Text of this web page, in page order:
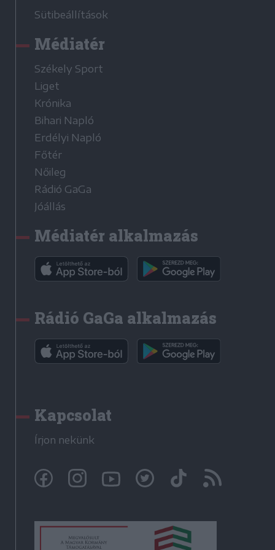
Sütibeállítások
Médiatér
Székely Sport
Liget
Krónika
Bihari Napló
Erdélyi Napló
Főtér
Nőileg
Rádió GaGa
Jóállás
Médiatér alkalmazás
Rádió GaGa alkalmazás
Kapcsolat
Írjon nekünk